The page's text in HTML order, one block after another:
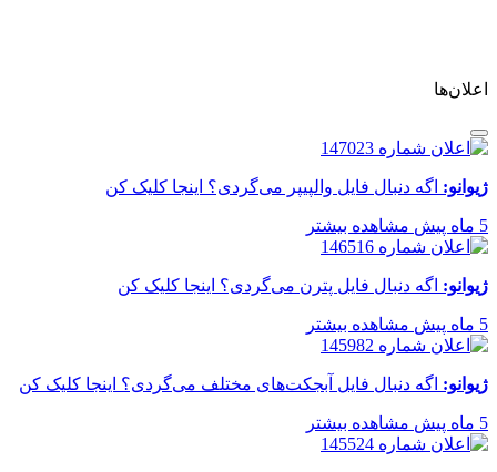
اعلان‌ها
ژیوانو: اگه دنبال فایل والپیپر می‌گردی؟ اینجا کلیک کن
5 ماه پیش مشاهده بیشتر
ژیوانو: اگه دنبال فایل پترن می‌گردی؟ اینجا کلیک کن
5 ماه پیش مشاهده بیشتر
ژیوانو: اگه دنبال فایل آبجکت‌های مختلف می‌گردی؟ اینجا کلیک کن
5 ماه پیش مشاهده بیشتر